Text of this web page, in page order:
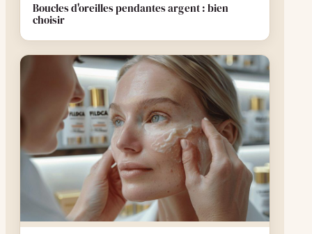
Boucles d'oreilles pendantes argent : bien
choisir